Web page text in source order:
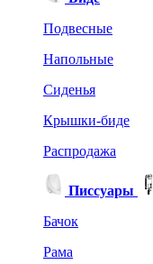
Подвесные
Напольные
Сиденья
Крышки-биде
Распродажа
Писсуары
Бачок
Рама